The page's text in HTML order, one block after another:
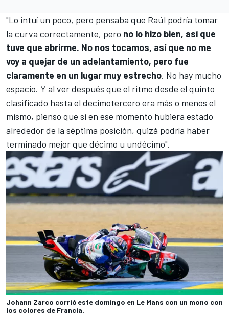
"Lo intuí un poco, pero pensaba que Raúl podría tomar
la curva correctamente, pero no lo hizo bien, así que
tuve que abrirme. No nos tocamos, así que no me
voy a quejar de un adelantamiento, pero fue
claramente en un lugar muy estrecho. No hay mucho
espacio. Y al ver después que el ritmo desde el quinto
clasificado hasta el decimotercero era más o menos el
mismo, pienso que si en ese momento hubiera estado
alrededor de la séptima posición, quizá podría haber
terminado mejor que décimo u undécimo".
Johann Zarco corrió este domingo en Le Mans con un mono con
los colores de Francia.